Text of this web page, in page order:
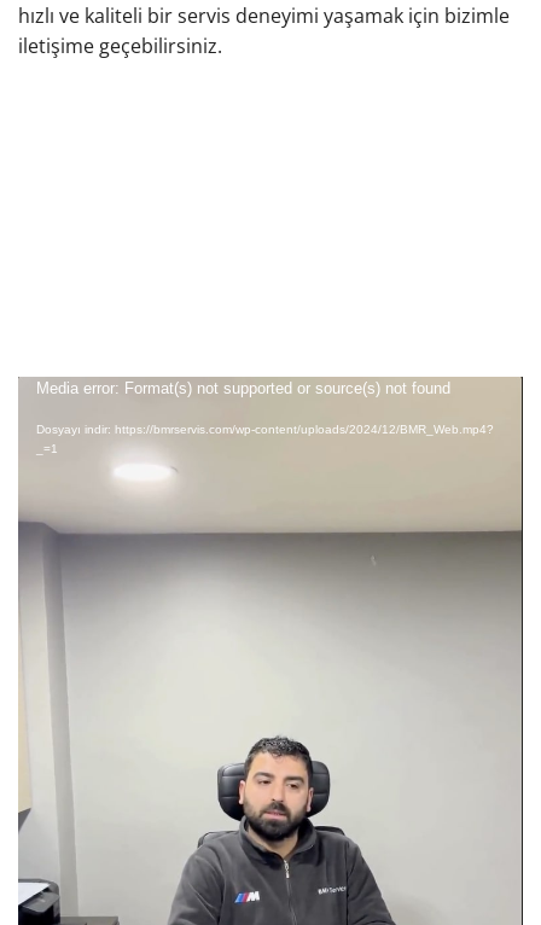
hızlı ve kaliteli bir servis deneyimi yaşamak için bizimle
iletişime geçebilirsiniz.
Video
oynatıcı
Media error: Format(s) not supported or source(s) not found
Dosyayı indir: https://bmrservis.com/wp-content/uploads/2024/12/BMR_Web.mp4?
_=1
Güvenilir ve Kaliteli Servis Deneyimi
BMR Premium Car Service olarak, 40 yılı aşkın
tecrübemizle Merter’de premium araç sahiplerine en
kaliteli hizmeti sunuyoruz. Başta BMW olmak üzere